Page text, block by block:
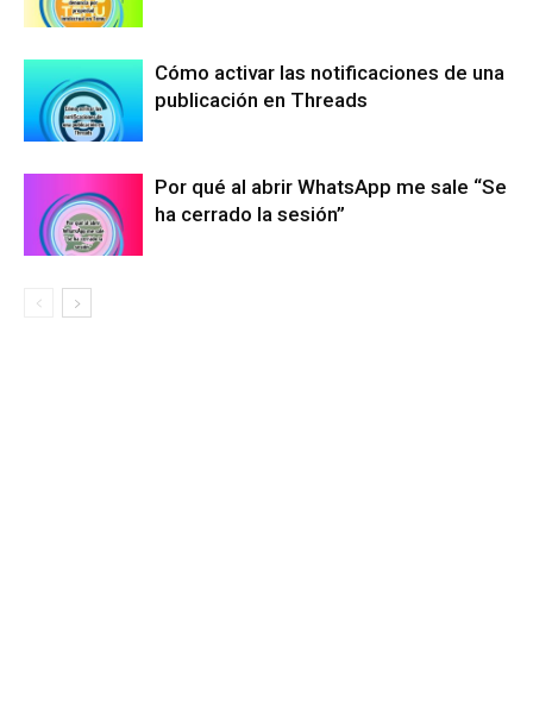
Cómo activar las notificaciones de una
publicación en Threads
Por qué al abrir WhatsApp me sale “Se
ha cerrado la sesión”